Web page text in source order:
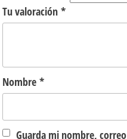
Tu valoración *
Nombre *
Guarda mi nombre,